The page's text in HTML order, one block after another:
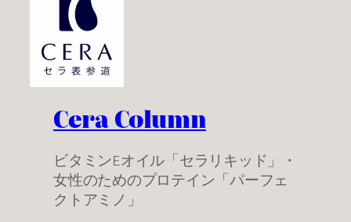
Cera Column
ビタミンEオイル「セラリキッド」・
女性のためのプロテイン「パーフェ
クトアミノ」